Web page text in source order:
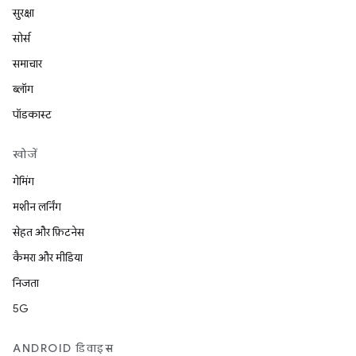
सुरक्षा
सोर्स
समाचार
ब्लॉग
पॉडकास्ट
खोजें
गेमिंग
मशीन लर्निंग
सेहत और फ़िटनेस
कैमरा और मीडिया
निजता
5G
ANDROID डिवाइस